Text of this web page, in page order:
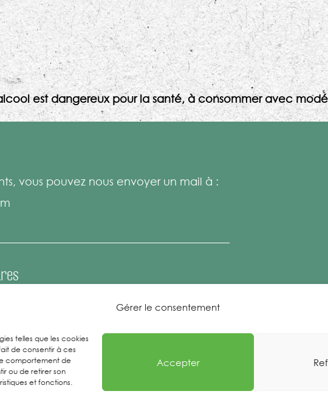
Gérer le consentement
telles que les cookies
de consentir à ces
comportement de
ou de retirer son
et fonctions.
Accepter
est dangereux pour la santé, à consommer avec
vous pouvez nous envoyer un mail à :